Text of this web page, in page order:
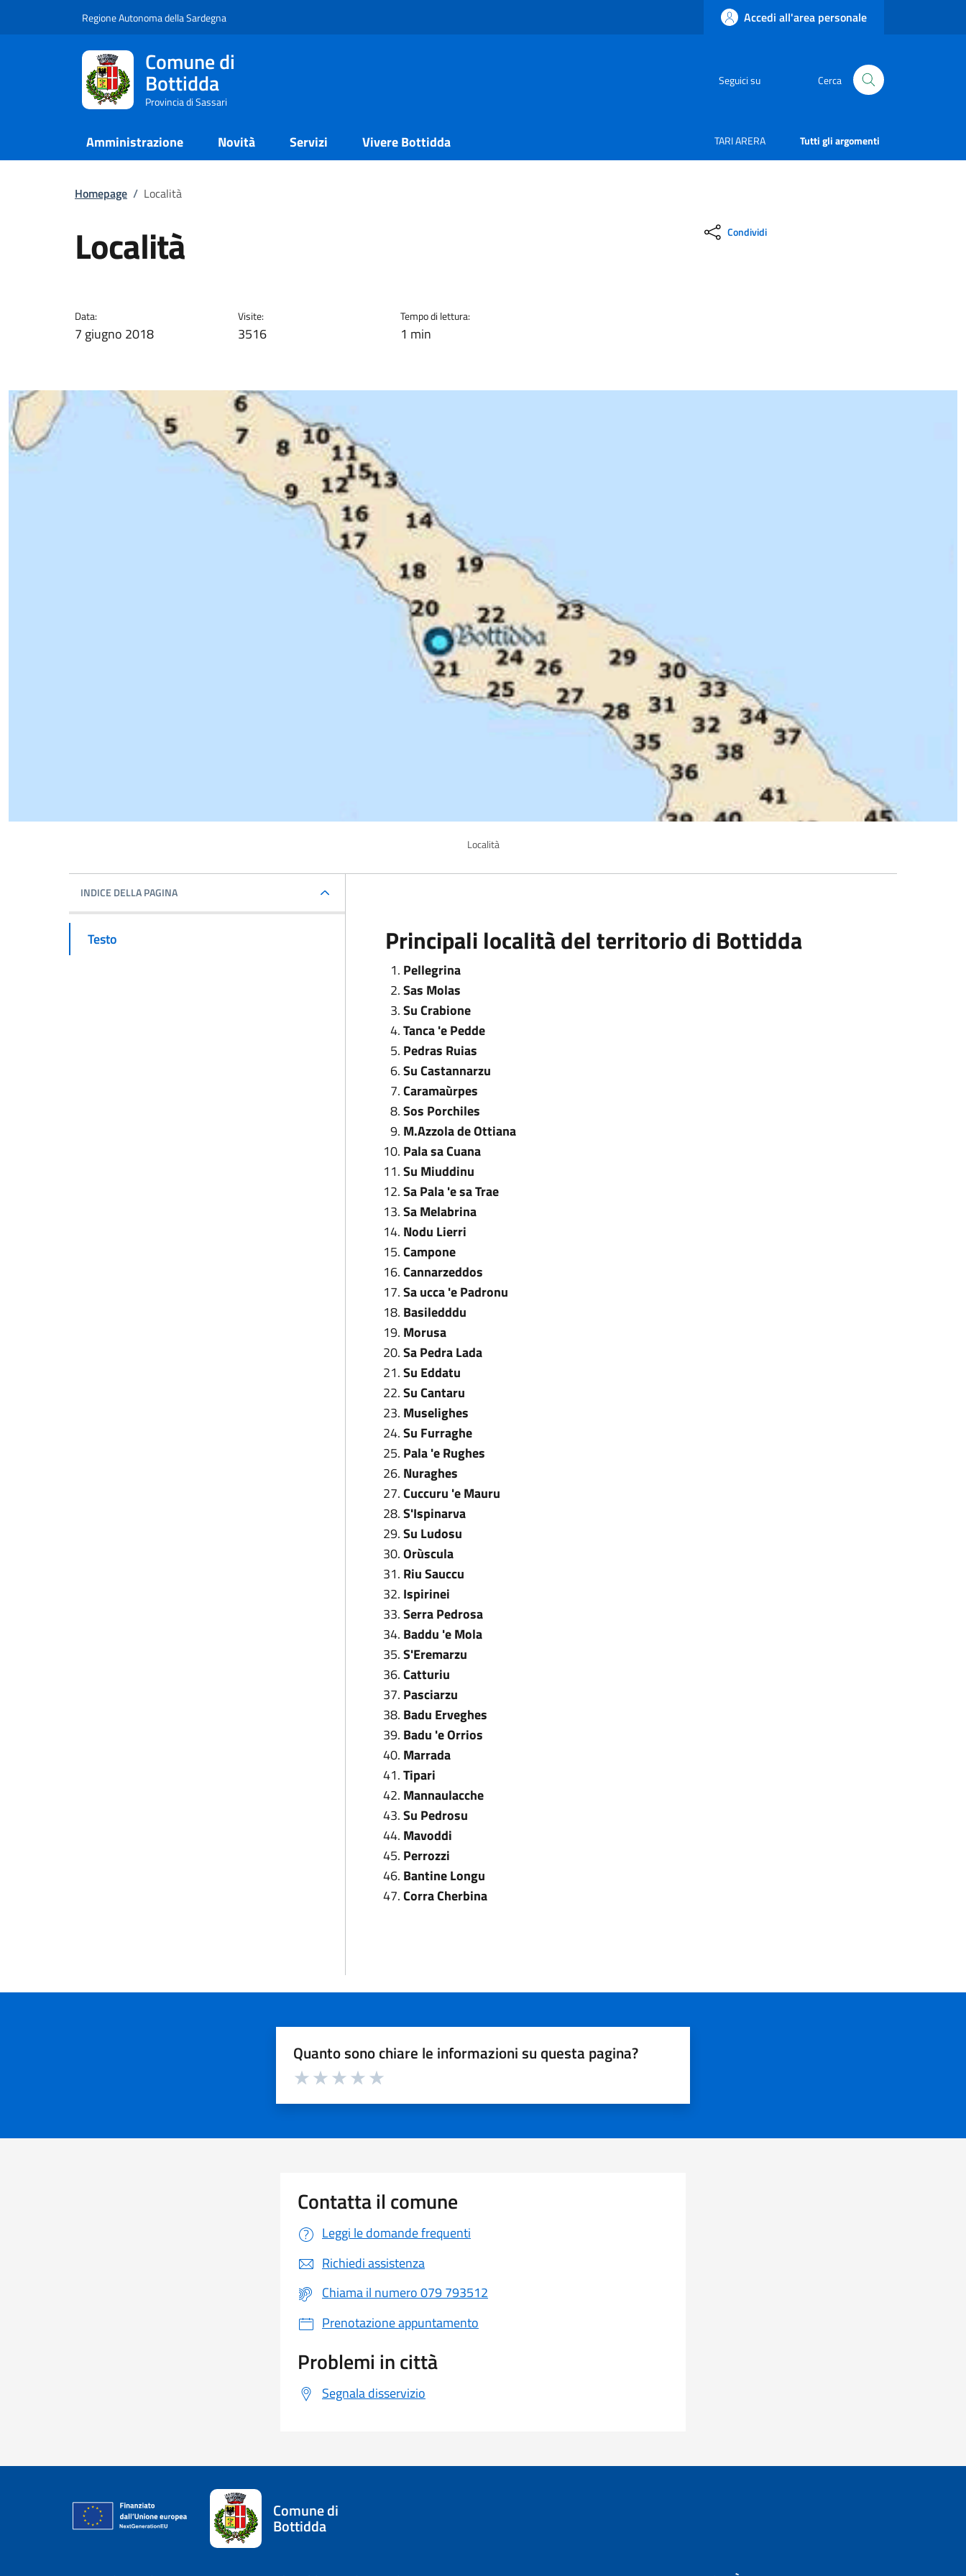
Regione Autonoma della Sardegna Accedi all'area personale
Comune di
Bottidda
Provincia di Sassari
Seguici su Cerca
Amministrazione Novità Servizi Vivere Bottidda TARI ARERA Tutti gli argomenti
Homepage / Località
Località
Data:
7 giugno 2018
Visite:
3516
Tempo di lettura:
1 min
Condividi
Località
INDICE DELLA PAGINA
Testo Principali località del territorio di Bottidda
Pellegrina
Sas Molas
Su Crabione
Tanca 'e Pedde
Pedras Ruias
Su Castannarzu
Caramaùrpes
Sos Porchiles
M.Azzola de Ottiana
Pala sa Cuana
Su Miuddinu
Sa Pala 'e sa Trae
Sa Melabrina
Nodu Lierri
Campone
Cannarzeddos
Sa ucca 'e Padronu
Basiledddu
Morusa
Sa Pedra Lada
Su Eddatu
Su Cantaru
Muselighes
Su Furraghe
Pala 'e Rughes
Nuraghes
Cuccuru 'e Mauru
S'Ispinarva
Su Ludosu
Orùscula
Riu Sauccu
Ispirinei
Serra Pedrosa
Baddu 'e Mola
S'Eremarzu
Catturiu
Pasciarzu
Badu Erveghes
Badu 'e Orrios
Marrada
Tipari
Mannaulacche
Su Pedrosu
Mavoddi
Perrozzi
Bantine Longu
Corra Cherbina
Quanto sono chiare le informazioni su questa pagina?
Valuta da 1 a 5 stelle la pagina
Contatta il comune
Leggi le domande frequenti
Richiedi assistenza
Chiama il numero 079 793512
Prenotazione appuntamento
Problemi in città
Segnala disservizio
Comune di
Bottidda